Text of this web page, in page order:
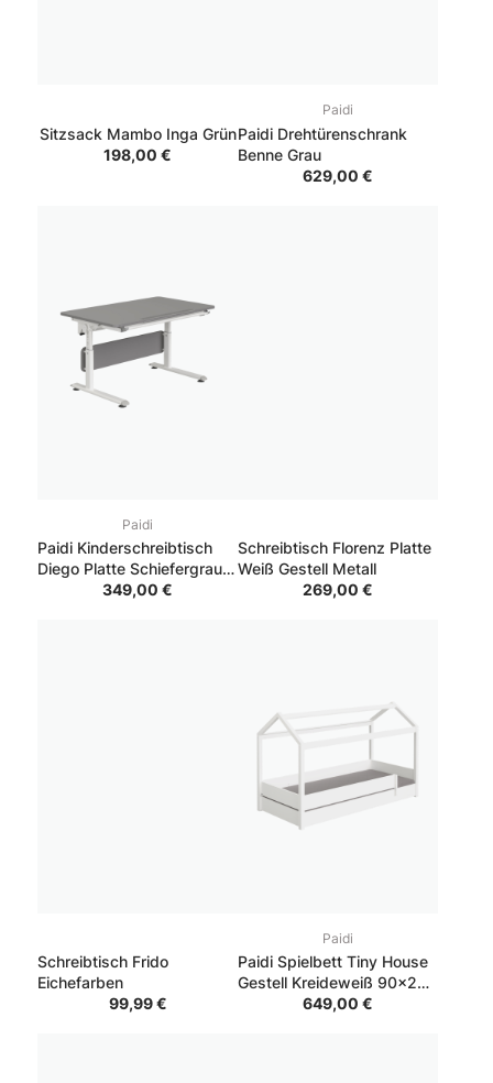
Sitzsack Mambo Inga Grün
198,00 €
Paidi
Paidi Drehtürenschrank
Benne Grau
629,00 €
Paidi
Paidi Kinderschreibtisch
Diego Platte Schiefergrau,
Gestell Weiß349,00 €
Schreibtisch Florenz Platte
Weiß Gestell Metall
269,00 €
Schreibtisch Frido
Eichefarben
99,99 €
Paidi
Paidi Spielbett Tiny House
Gestell Kreideweiß 90x200
649,00 €